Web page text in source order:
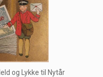
og Lykke til Nytår